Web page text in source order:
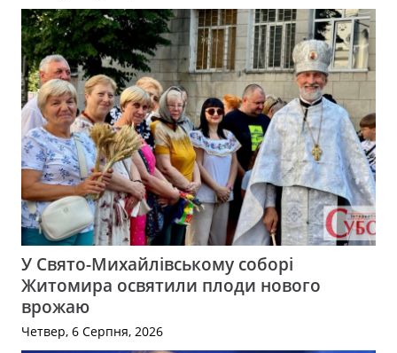
У Свято-Михайлівському соборі
Житомира освятили плоди нового
врожаю
Четвер, 6 Серпня, 2026